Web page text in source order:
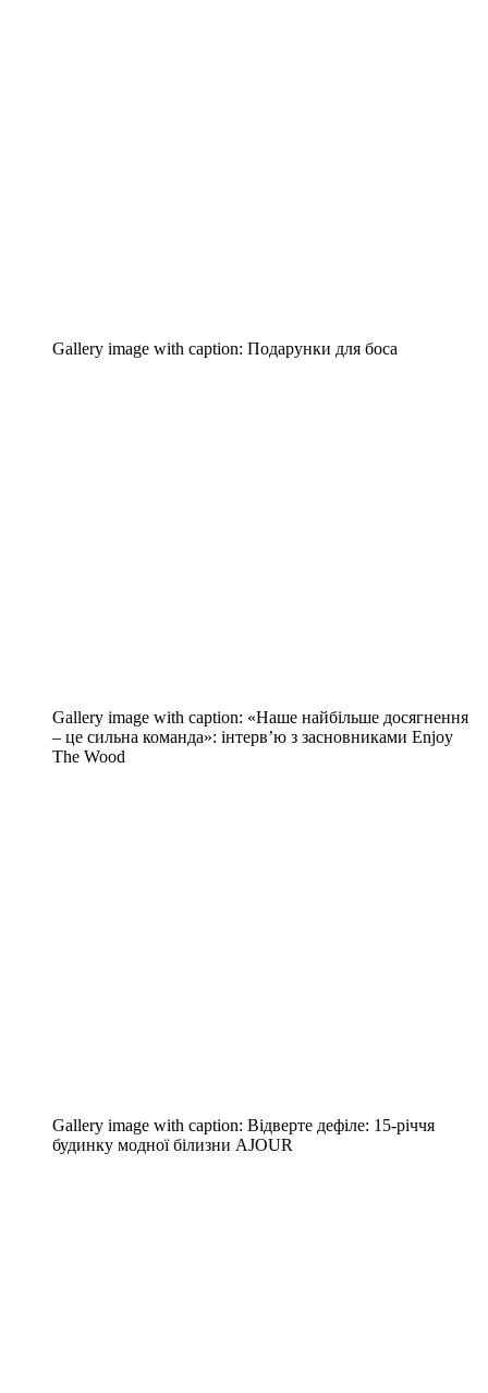
Gallery image with caption: Подарунки для боса
Gallery image with caption: «Наше найбільше досягнення
– це сильна команда»: інтерв’ю з засновниками Enjoy
The Wood
Gallery image with caption: Відверте дефіле: 15-річчя
будинку модної білизни AJOUR